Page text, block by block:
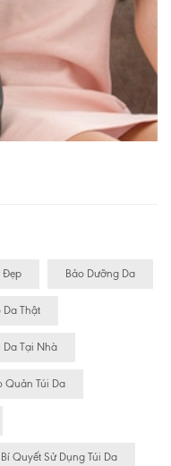
Đẹp Bảo Dưỡng Da
Da Thật
Da Tại Nhà
Quản Túi Da
Bí Quyết Sử Dụng Túi Da